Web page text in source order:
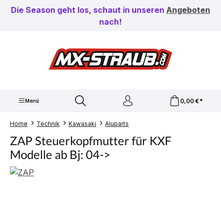
Zum Hauptinhalt springen
Die Season geht los, schaut in unseren Angeboten
nach!
Menü 0,00 €*
Home Technik Kawasaki Aluparts
ZAP Steuerkopfmutter für KXF
Modelle ab Bj: 04->